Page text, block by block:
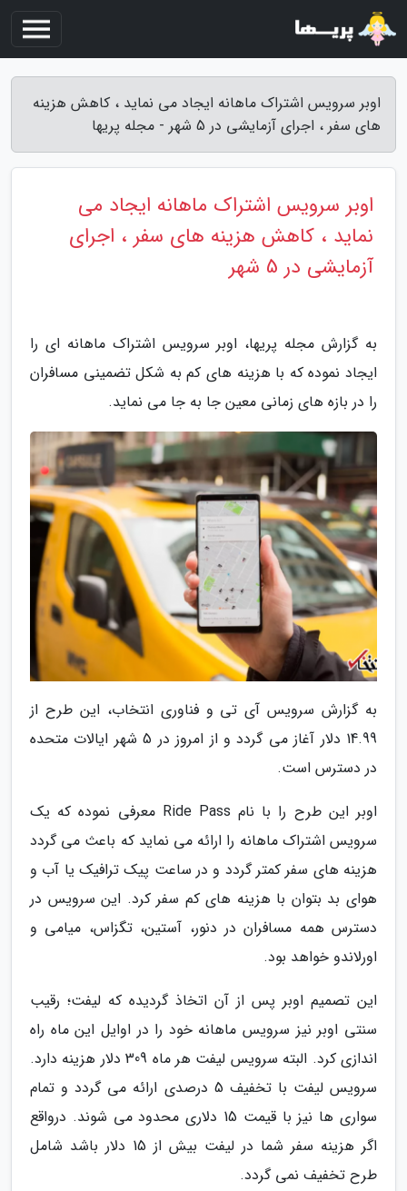
اوبر سرویس اشتراک ماهانه ایجاد می نماید ، کاهش هزینه
های سفر ، اجرای آزمایشی در 5 شهر - مجله پریها
اوبر سرویس اشتراک ماهانه ایجاد می
نماید ، کاهش هزینه های سفر ، اجرای
آزمایشی در 5 شهر
به گزارش مجله پریها، اوبر سرویس اشتراک ماهانه ای را
ایجاد نموده که با هزینه های کم به شکل تضمینی مسافران
را در بازه های زمانی معین جا به جا می نماید.
به گزارش سرویس آی تی و فناوری انتخاب، این طرح از
14.99 دلار آغاز می گردد و از امروز در 5 شهر ایالات متحده
در دسترس است.
اوبر این طرح را با نام Ride Pass معرفی نموده که یک
سرویس اشتراک ماهانه را ارائه می نماید که باعث می گردد
هزینه های سفر کمتر گردد و در ساعت پیک ترافیک یا آب و
هوای بد بتوان با هزینه های کم سفر کرد. این سرویس در
دسترس همه مسافران در دنور، آستین، تگزاس، میامی و
اورلاندو خواهد بود.
این تصمیم اوبر پس از آن اتخاذ گردیده که لیفت؛ رقیب
سنتی اوبر نیز سرویس ماهانه خود را در اوایل این ماه راه
اندازی کرد. البته سرویس لیفت هر ماه 309 دلار هزینه دارد.
سرویس لیفت با تخفیف 5 درصدی ارائه می گردد و تمام
سواری ها نیز با قیمت 15 دلاری محدود می شوند. درواقع
اگر هزینه سفر شما در لیفت بیش از 15 دلار باشد شامل
طرح تخفیف نمی گردد.